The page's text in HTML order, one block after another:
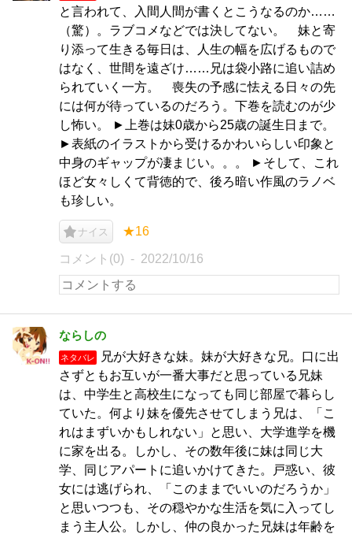
と言われて、入間人間が書くとこうなるのか……
（驚）。ラブコメなどでは決してない。 妹と寄
り添って生きる毎日は、人生の幅を広げるもので
はなく、世間を遠ざけ……兄は袋小路に追い詰め
られていく一方。 喪失の予感に怯える日々の先
には何が待っているのだろう。下巻を読むのが少
し怖い。 ►上巻は妹0歳から25歳の誕生日まで。
►表紙のイラストから受けるかわいらしい印象と
中身のギャップが凄まじい。。。 ►そして、これ
ほど女々しくて背徳的で、後ろ暗い作風のラノベ
も珍しい。
ナイス ★16
コメント(0) 2022/10/16
ならしの
ネタバレ
兄が大好きな妹。妹が大好きな兄。口に出
さずともお互いが一番大事だと思っている兄妹
は、中学生と高校生になっても同じ部屋で暮らし
ていた。何より妹を優先させてしまう兄は、「こ
れはまずいかもしれない」と思い、大学進学を機
に家を出る。しかし、その数年後に妹は同じ大
学、同じアパートに追いかけてきた。戸惑い、彼
女には逃げられ、「このままでいいのだろうか」
と思いつつも、その穏やかな生活を気に入ってし
まう主人公。しかし、仲の良かった兄妹は年齢を